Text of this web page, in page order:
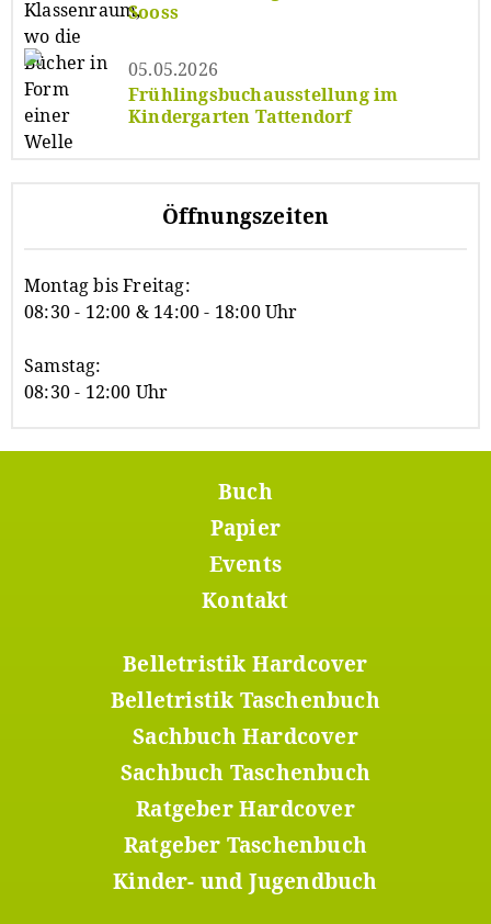
Sooss
Frühlingsbuchausstellung im
Kindergarten Tattendorf
05.05.2026
Öffnungszeiten
Montag bis Freitag:
08:30 - 12:00 & 14:00 - 18:00 Uhr
Samstag:
08:30 - 12:00 Uhr
Buch
Papier
Events
Kontakt
Belletristik Hardcover
Belletristik Taschenbuch
Sachbuch Hardcover
Sachbuch Taschenbuch
Ratgeber Hardcover
Ratgeber Taschenbuch
Kinder- und Jugendbuch